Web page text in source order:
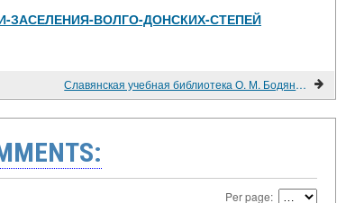
ЗАСЕЛЕНИЯ-ВОЛГО-ДОНСКИХ-СТЕПЕЙ
Славянская учебная библиотека О. М. Бодянского. Каталог
Per page: